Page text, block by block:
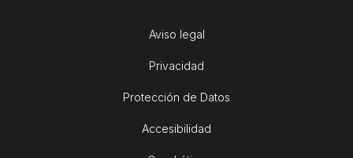
Aviso legal
Privacidad
Protección de Datos
Accesibilidad